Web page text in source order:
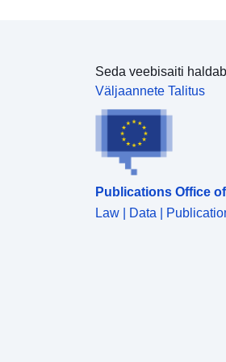
Seda veebisaiti haldab
Väljaannete Talitus
Publications Office
Law | Data |